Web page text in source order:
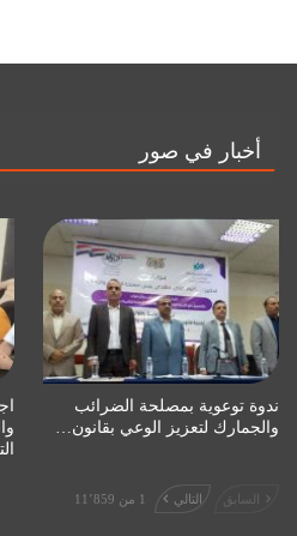
أخبار في صور
ندوة توعوية بمصلحة الضرائب
والجمارك لتعزيز الوعي بقانون…
السابق التالي 1 من 11٬859